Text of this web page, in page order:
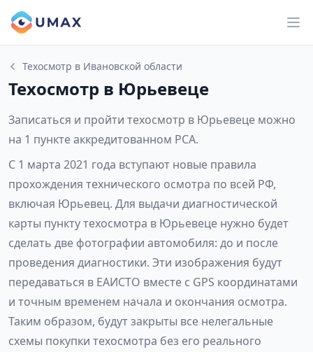
Техосмотр в Ивановской области
Техосмотр в Юрьевеце
Записаться и пройти техосмотр в Юрьевеце можно
на 1 пункте аккредитованном РСА.
С 1 марта 2021 года вступают новые правила
прохождения технического осмотра по всей РФ,
включая Юрьевец. Для выдачи диагностической
карты пункту техосмотра в Юрьевеце нужно будет
сделать две фотографии автомобиля: до и после
проведения диагностики. Эти изображения будут
передаваться в ЕАИСТО вместе с GPS координатами
и точным временем начала и окончания осмотра.
Таким образом, будут закрыты все нелегальные
схемы покупки техосмотра без его реального